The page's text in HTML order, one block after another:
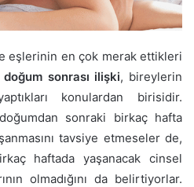
eşlerinin en çok merak ettikleri
doğum sonrası ilişki, bireylerin
konulardan birisidir.
sonraki birkaç hafta
tavsiye etmeseler de,
haftada yaşanacak cinsel
olmadığını da belirtiyorlar.